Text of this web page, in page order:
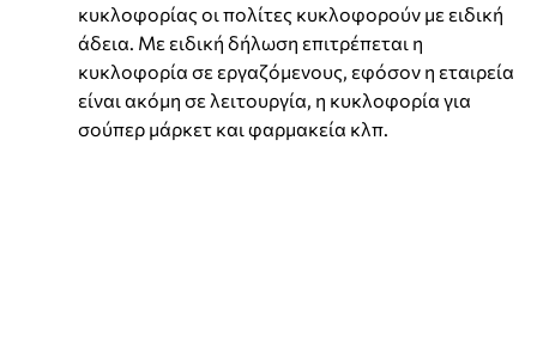
κυκλοφορίας οι πολίτες κυκλοφορούν με ειδική
άδεια. Με ειδική δήλωση επιτρέπεται η
κυκλοφορία σε εργαζόμενους, εφόσον η εταιρεία
είναι ακόμη σε λειτουργία, η κυκλοφορία για
σούπερ μάρκετ και φαρμακεία κλπ.